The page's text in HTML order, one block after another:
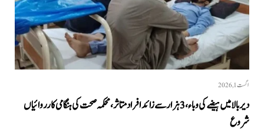
اگست 1, 2026
دیر بالا میں ہیضے کی وباء، 3 ہزار سے زائد افراد متاثر، محکمہ صحت کی ہنگامی کارروائیاں
شروع